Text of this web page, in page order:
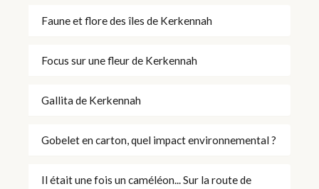
Faune et flore des îles de Kerkennah
Focus sur une fleur de Kerkennah
Gallita de Kerkennah
Gobelet en carton, quel impact environnemental ?
Il était une fois un caméléon... Sur la route de